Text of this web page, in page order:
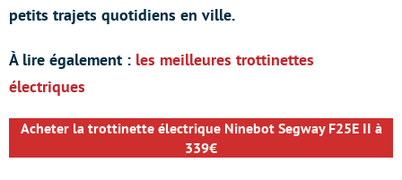
petits trajets quotidiens en ville.
À lire également : les meilleures trottinettes
électriques
Acheter la trottinette électrique Ninebot Segway F25E II à
339€